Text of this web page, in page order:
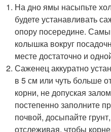
На дно ямы насыпьте
будете устанавливать
опору посередине.
колышка вокруг
месте достаточно и
Саженец аккуратно
в 5 см или чуть больше
корни, не допуская
постепенно заполните
почвой, досыпайте
отслеживая, чтобы